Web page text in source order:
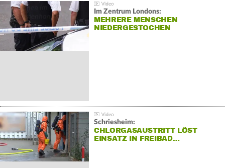
Im Zentrum Londons:
MEHRERE MENSCHEN
NIEDERGESTOCHEN
Schriesheim:
CHLORGASAUSTRITT LÖST
EINSATZ IN FREIBAD…